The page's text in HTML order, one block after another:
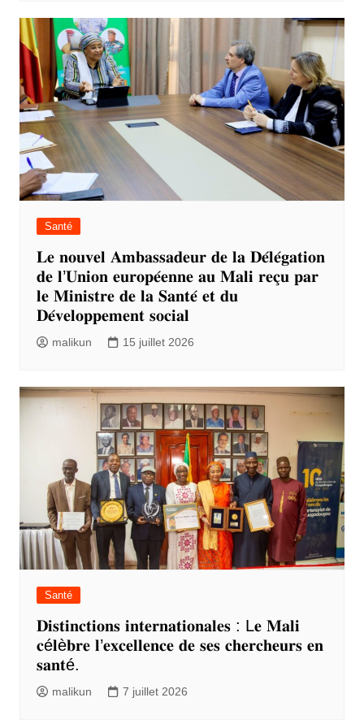
Santé
𝐋𝐞 𝐧𝐨𝐮𝐯𝐞𝐥 𝐀𝐦𝐛𝐚𝐬𝐬𝐚𝐝𝐞𝐮𝐫 𝐝𝐞 𝐥𝐚 𝐃𝐞́𝐥𝐞́𝐠𝐚𝐭𝐢𝐨𝐧
𝐝𝐞 𝐥’𝐔𝐧𝐢𝐨𝐧 𝐞𝐮𝐫𝐨𝐩𝐞́𝐞𝐧𝐧𝐞 𝐚𝐮 𝐌𝐚𝐥𝐢 𝐫𝐞𝐜̧𝐮 𝐩𝐚𝐫
𝐥𝐞 𝐌𝐢𝐧𝐢𝐬𝐭𝐫𝐞 𝐝𝐞 𝐥𝐚 𝐒𝐚𝐧𝐭𝐞́ 𝐞𝐭 𝐝𝐮
𝐃𝐞́𝐯𝐞𝐥𝐨𝐩𝐩𝐞𝐦𝐞𝐧𝐭 𝐬𝐨𝐜𝐢𝐚𝐥
malikun 15 juillet 2026
Santé
𝐃𝐢𝐬𝐭𝐢𝐧𝐜𝐭𝐢𝐨𝐧𝐬 𝐢𝐧𝐭𝐞𝐫𝐧𝐚𝐭𝐢𝐨𝐧𝐚𝐥𝐞𝐬 : L𝐞 𝐌𝐚𝐥𝐢
𝐜é𝐥è𝐛𝐫𝐞 𝐥’𝐞𝐱𝐜𝐞𝐥𝐥𝐞𝐧𝐜𝐞 𝐝𝐞 𝐬𝐞𝐬 𝐜𝐡𝐞𝐫𝐜𝐡𝐞𝐮𝐫𝐬 𝐞𝐧
𝐬𝐚𝐧𝐭é.
malikun 7 juillet 2026